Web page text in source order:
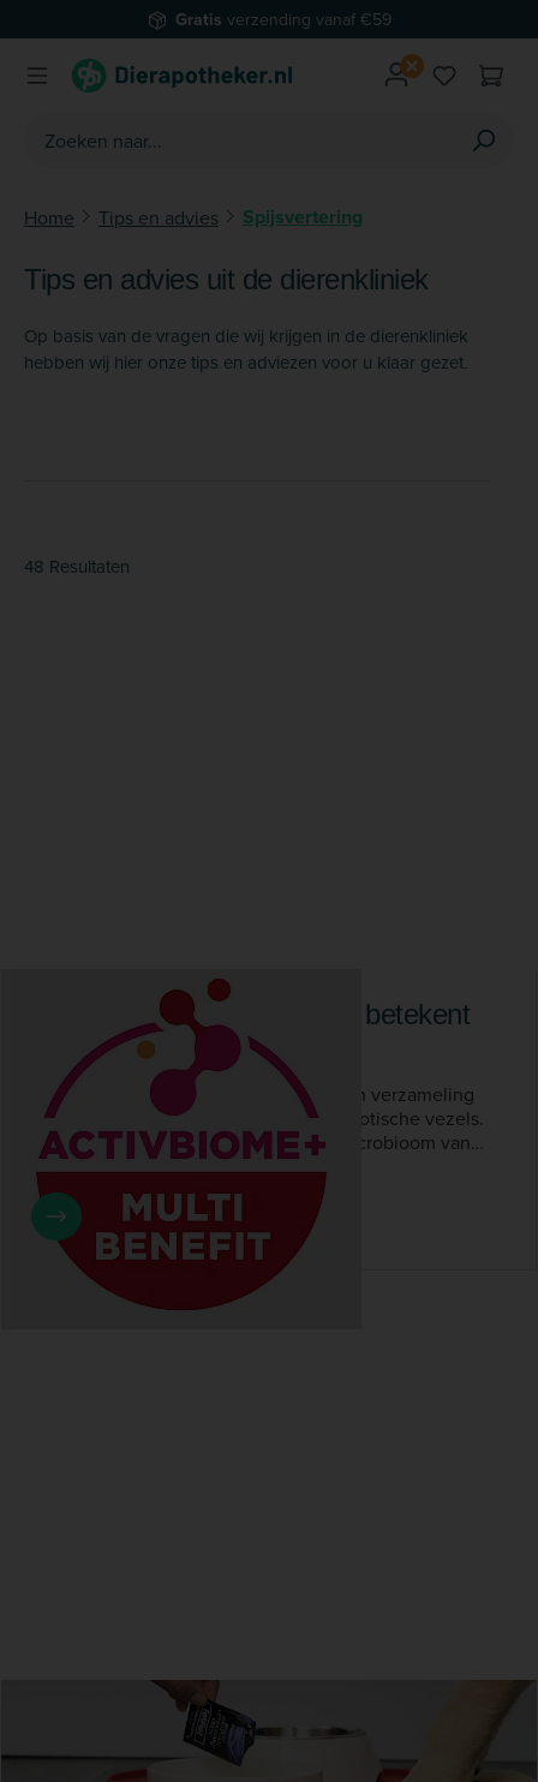
Ga naar de hoofdinhoudGratis verzending vanaf €59
Je hebt
Home Tips en advies Spijsvertering
Tips en advies uit de dierenkliniek
Op basis van de vragen die wij krijgen in de dierenkliniek
hebben wij hier onze tips en adviezen voor u klaar gezet.
48 Resultaten
ActivBiome+ van Hill’s: wat betekent
het voor uw hond of kat?
ActivBiome+ van Hill’s verwijst naar een verzameling
van gepatenteerde mengsels van prebiotische vezels.
Deze vezels ondersteunen het darmmicrobioom van
hond en kat en helpen de spijsvertering in balans te
houden. U ziet deze term vooral bij voeding voor dieren
met gevoelige darmen of spijsverteringsproblemen.
Daarnaast kan het, afhankelijk van het type vezelmmix,
ook de immuniteit, algemene gezondheid en zelfs
nierfunctie ondersteunen.
Maakt een probioticum mijn hond of kat
beter?